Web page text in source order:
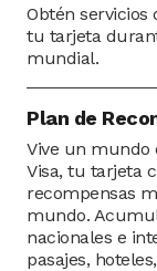
Obtén servicios
tu tarjeta
mundial.
Plan de
Vive un mundo
Visa, tu tarjeta
recompensas
mundo.
nacionales e
pasajes,